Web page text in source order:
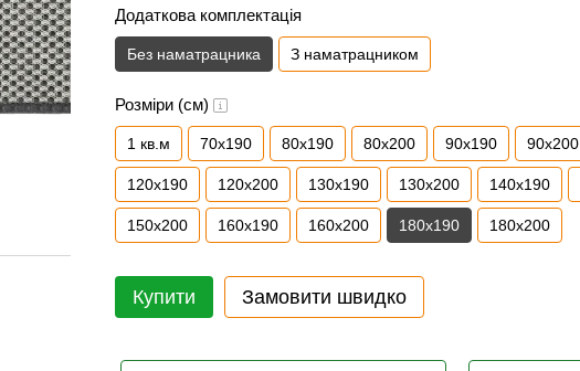
Додаткова комплектація
Без наматрацника З наматрацником
Розміри (см)
1 кв.м 70x190 80x190 80x200 90x190 90x200
120x190 120x200 130x190 130x200 140x190
150x200 160x190 160x200 180x190 180x200
Купити Замовити швидко